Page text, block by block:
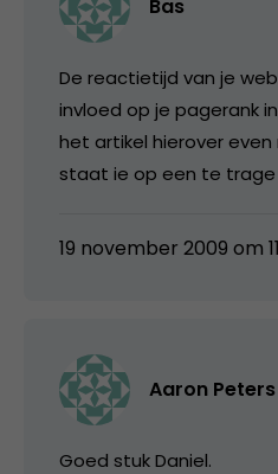
Bas
De reactietijd van je
invloed op je pagerank
het artikel hierover even
staat ie op een te trage
19 november 2009 om
Aaron Peters
Goed stuk Daniel.